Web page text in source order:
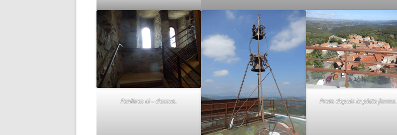
Fenêtres ci – dessus. Prats depuis la plate forme.